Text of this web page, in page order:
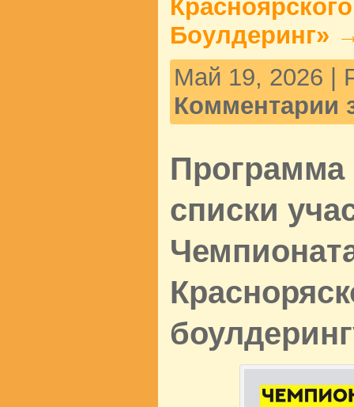
Боулдеринг»
Май 19, 2026 |
Комментарии
Программа
списки